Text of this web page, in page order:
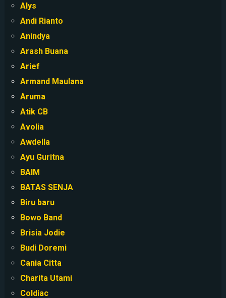
Alys
Andi Rianto
Anindya
Arash Buana
Arief
Armand Maulana
Aruma
Atik CB
Avolia
Awdella
Ayu Guritna
BAIM
BATAS SENJA
Biru baru
Bowo Band
Brisia Jodie
Budi Doremi
Cania Citta
Charita Utami
Coldiac